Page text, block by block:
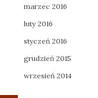
marzec 2016
luty 2016
styczeń 2016
grudzień 2015
wrzesień 2014